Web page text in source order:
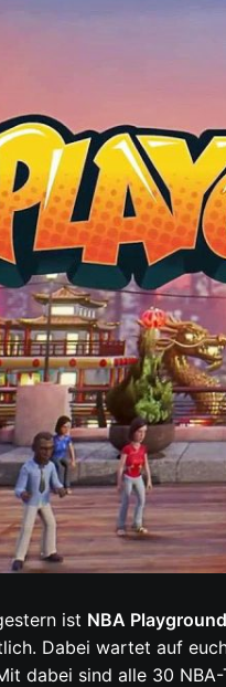
ist NBA
Dabei wartet auf
dabei sind alle 30